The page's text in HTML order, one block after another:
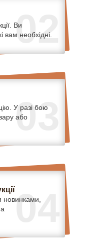
02
Ви
вам необхідні.
03
У разі бою
або
04
новинками,